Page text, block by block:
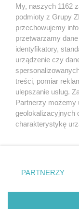
Żaden utwór
rozpowszechniany lub
(w tym także
eksploatacji w
Internecie bez pisemnej
lub wykorzystanie
prawa, tzn. bez
może być ścigane
My, naszych 1162
podmioty z Grupy
przechowujemy
przetwarzamy
identyfikatory,
urządzenie czy
treści, pomiar
ulepszanie usług.
Partnerzy możemy
geolokalizacyjnych
charakterystykę
zmienić/wycofać
znajdujący się w
rodzaje
użytkownika, ale
przetwarzaniu.
PARTNERZY